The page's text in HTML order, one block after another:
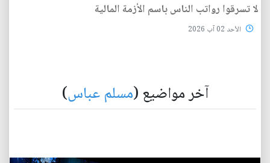
لا تسرقوا رواتب الناس باسم الأزمة المالية
الأحد 02 آب 2026
آخر مواضيع (مسلم عباس)